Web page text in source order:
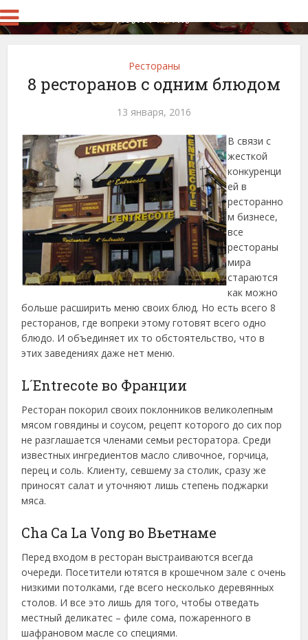
Рестораны
8 ресторанов с одним блюдом
13 января, 2016
В связи с
жесткой
конкуренци
ей в
ресторанно
м бизнесе,
все
рестораны
мира
стараются
как можно
больше расширить меню своих блюд. Но есть всего 8
ресторанов, где вопреки этому готовят всего одно
блюдо. И объединяет их то обстоятельство, что в
этих заведениях даже нет меню.
L´Entrecote во Франции
Ресторан покорил своих поклонников великолепным
мясом говядины и соусом, рецепт которого до сих пор
не разглашается членами семьи ресторатора. Среди
известных ингредиентов масло сливочное, горчица,
перец и соль. Клиенту, севшему за столик, сразу же
приносят салат и уточняют лишь степень поджарки
мяса.
Cha Ca La Vong во Вьетнаме
Перед входом в ресторан выстраиваются всегда
очереди. Посетители ютятся в крошечном зале с очень
низкими потолками, где всего несколько деревянных
столов. И все это лишь для того, чтобы отведать
местный деликатес – филе сома, пожаренного в
шафрановом масле со специями.